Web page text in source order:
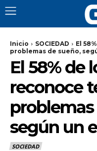
Inicio SOCIEDAD
El
problemas de sueño,
El 58% de
reconoce
según un
SOCIEDAD